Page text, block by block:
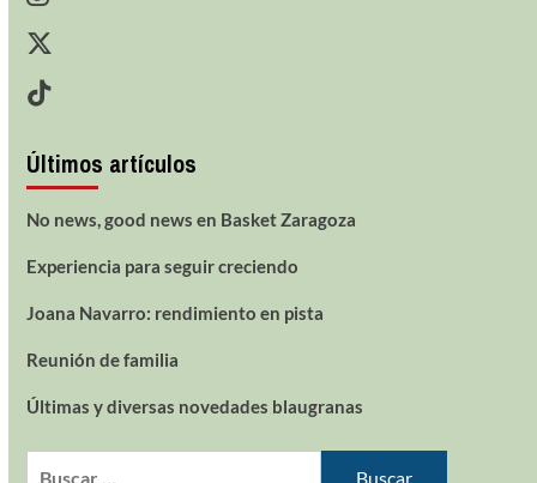
Últimos artículos
No news, good news en Basket Zaragoza
Experiencia para seguir creciendo
Joana Navarro: rendimiento en pista
Reunión de familia
Últimas y diversas novedades blaugranas